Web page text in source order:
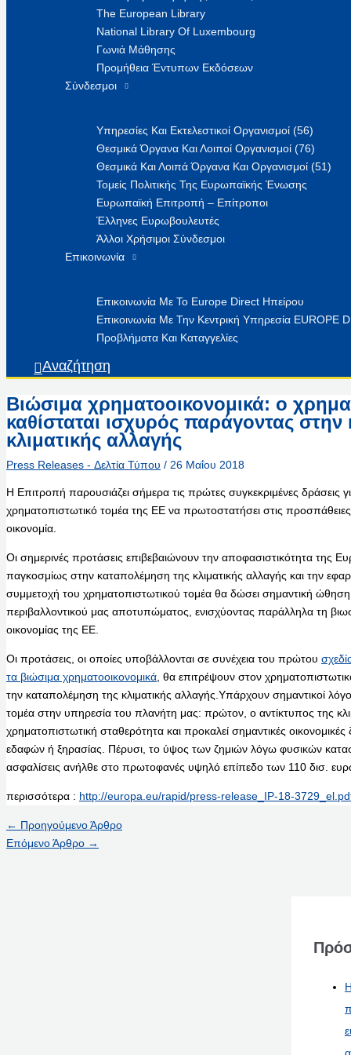
The European Library
National Library Of Luxembourg
Γωνιά Μάθησης
Προμήθεια Έντυπων Εκδόσεων
Σύνδεσμοι
Υπηρεσίες Και Εκτελεστικοί Οργανισμοί (56)
Θεσμικά Όργανα Και Λοιποί Οργανισμοί (76)
Θεσμικά Και Λοιπά Όργανα Και Οργανισμοί (51)
Τομείς Πολιτικής Της Ευρωπαϊκής Ένωσης
Ευρωπαϊκή Επιτροπή – Επίτροποι
Έλληνες Ευρωβουλευτές
Άλλοι Χρήσιμοι Σύνδεσμοι
Επικοινωνία
Επικοινωνία Με Το Europe Direct Ηπείρου
Επικοινωνία Με Την Κεντρική Υπηρεσία EUROPE
Προβλήματα Και Καταγγελίες
Αναζήτηση
Βιώσιμα χρηματοοικονομικά: ο
καθίσταται ισχυρός παράγοντας
κλιματικής αλλαγής
Press Releases - Δελτία Τύπου / 26 Μαΐου 2018
Η Επιτροπή παρουσιάζει σήμερα τις πρώτες συγκεκριμένες δράσεις
χρηματοπιστωτικό τομέα της ΕΕ να πρωτοστατήσει στις
οικονομία.
Οι σημερινές προτάσεις επιβεβαιώνουν την αποφασιστικότητα της
παγκοσμίως στην καταπολέμηση της κλιματικής αλλαγής και την
συμμετοχή του χρηματοπιστωτικού τομέα θα δώσει σημαντική
περιβαλλοντικού μας αποτυπώματος, ενισχύοντας παράλληλα τη
οικονομίας της ΕΕ.
Οι προτάσεις, οι οποίες υποβάλλονται σε συνέχεια του πρώτου
τα βιώσιμα χρηματοοικονομικά , θα επιτρέψουν στον
την καταπολέμηση της κλιματικής αλλαγής.Υπάρχουν σημαντικοί
τομέα στην υπηρεσία του πλανήτη μας: πρώτον, ο αντίκτυπος της
χρηματοπιστωτική σταθερότητα και προκαλεί σημαντικές
εδαφών ή ξηρασίας. Πέρυσι, το ύψος των ζημιών λόγω φυσικών
ασφαλίσεις ανήλθε στο πρωτοφανές υψηλό επίπεδο των 110 δισ.
περισσότερα : http://europa.eu/rapid/press-release_IP-18-
← Προηγούμενο Άρθρο
Επόμενο Άρθρο →